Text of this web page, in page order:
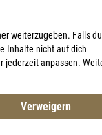
Jacket
weiterzugeben. Falls
Inhalte nicht auf dich
jederzeit anpassen.
Verweigern